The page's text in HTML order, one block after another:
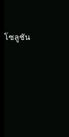
โซลูชัน